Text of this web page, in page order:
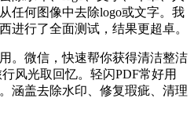
任何图像中去除logo或文字。我
进行了全面测试，结果更超卓。
微信，快速帮你获得清洁整洁
风光取回忆。轻闪PDF常好用
涵盖去除水印、修复瑕疵、清理